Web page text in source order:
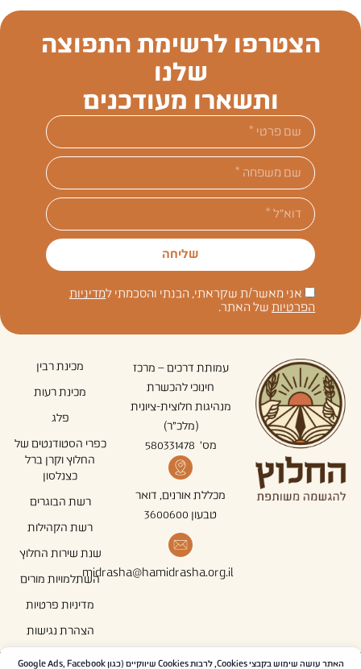
הצטרפו לרשימת התפוצה
שלנו
ותשארו מעודכנים
אני מאשר/ת שקראתי, הבנתי והסכמתי למדיניות
הפרטיותשל האתר.
שליחה
עמותת דרכים – מרכז
חינוכי להכשרת
מנהיגות חלוצית-ציונית
(מלכ"ר)
מס' 580331478
מכללת אורנים, דואר
טבעון 3600600
midrasha@hamidrasha.org.il
מכינת רבין
מכינת רעות
פלג
כפרי הסטודנטים של
החלוץ וקרן ברל
כצנלסון
רשת הבוגרים
רשת הקהילות
שנת שירות החלוץ
השתלמויות מורים
מדיניות פרטיות
הצהרת נגישות
האתר עושה שימוש בקבצי Cookies, לרבות Cookies שיווקיים (כגון Google Ads, Facebook